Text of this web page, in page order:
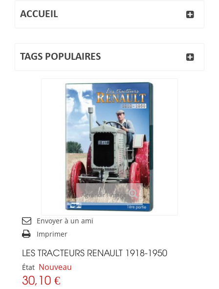
ACCUEIL
TAGS POPULAIRES
Agrandir l'image
Envoyer à un ami
Imprimer
LES TRACTEURS RENAULT 1918-1950
État Nouveau
30,10 €